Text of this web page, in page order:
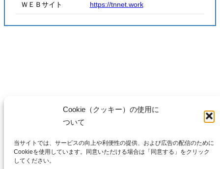
Cookie（クッキー）の使用に
ついて
当サイトでは、サービスの向上や利便性の提供、および広告の配信のために
Cookieを使用しています。同意いただける場合は「同意する」をクリック
してください。
ＷＥＢサイト https://tnnet.work